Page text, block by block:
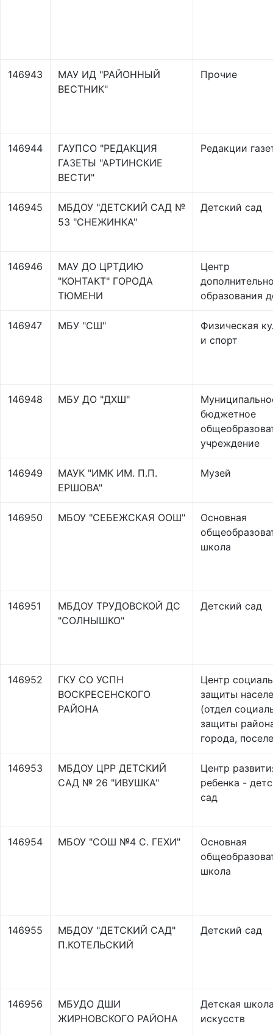
146943
МАУ ИД "РАЙОННЫЙ
ВЕСТНИК"
Прочие
146944
ГАУПСО "РЕДАКЦИЯ
ГАЗЕТЫ "АРТИНСКИЕ
ВЕСТИ"
Редакции
146945
МБДОУ "ДЕТСКИЙ САД №
53 "СНЕЖИНКА"
Детский сад
146946
МАУ ДО ЦРТДИЮ
"КОНТАКТ" ГОРОДА
ТЮМЕНИ
Центр
образования
146947 МБУ "СШ"
Физическая
и спорт
146948 МБУ ДО "ДХШ"
бюджетное
учреждение
146949
МАУК "ИМК ИМ. П.П.
ЕРШОВА"
Музей
146950 МБОУ "СЕБЕЖСКАЯ ООШ"
Основная
школа
146951
МБДОУ ТРУДОВСКОЙ ДС
"СОЛНЫШКО"
Детский сад
146952
ГКУ СО УСПН
ВОСКРЕСЕНСКОГО
РАЙОНА
Центр
защиты
(отдел
защиты
города,
146953
МБДОУ ЦРР ДЕТСКИЙ
САД № 26 "ИВУШКА"
Центр
ребенка -
сад
146954 МБОУ "СОШ №4 С. ГЕХИ"
Основная
школа
146955
МБДОУ "ДЕТСКИЙ САД"
П.КОТЕЛЬСКИЙ
Детский сад
146956
МБУДО ДШИ
ЖИРНОВСКОГО РАЙОНА
Детская
искусств